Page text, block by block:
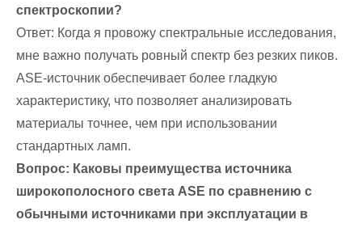
спектроскопии?
Ответ: Когда я провожу спектральные исследования,
мне важно получать ровный спектр без резких пиков.
ASE-источник обеспечивает более гладкую
характеристику, что позволяет анализировать
материалы точнее, чем при использовании
стандартных ламп.
Вопрос: Каковы преимущества источника
широкополосного света ASE по сравнению с
обычными источниками при эксплуатации в